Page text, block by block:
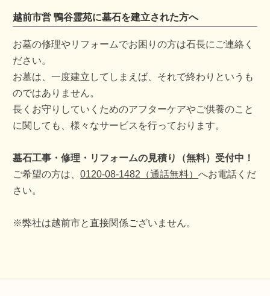
越前市営 鴨谷霊苑に墓石を建立された方へ
お墓の修理やリフォームでお困りの方は石長にご連絡く
ださい。
お墓は、一度建立してしまえば、それで終わりというも
のではありません。
長くお守りしていくためのアフターケアやご供養のこと
に関しても、様々なサービスを行っております。
墓石工事・修理・リフォームの見積り（無料）受付中！
ご希望の方は、0120-08-1482（通話無料）へお電話くだ
さい。
※弊社は越前市と直接関係ございません。